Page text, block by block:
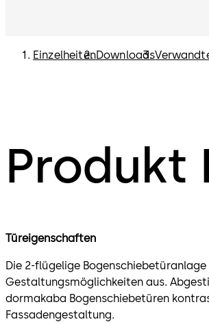
EinzelheitenDownloads
Produkt
Türeigenschaften
Die 2-flügelige
Gestaltungsmöglichkeiten aus.
dormakaba Bogenschiebetüren
Fassadengestaltung.